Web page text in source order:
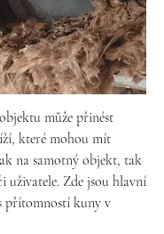
může přinést
které mohou mít
na samotný objekt, tak
uživatele. Zde jsou hlavní
přítomností kuny v